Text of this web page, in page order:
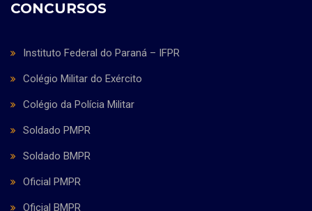
CONCURSOS
Instituto Federal do Paraná – IFPR
Colégio Militar do Exército
Colégio da Polícia Militar
Soldado PMPR
Soldado BMPR
Oficial PMPR
Oficial BMPR